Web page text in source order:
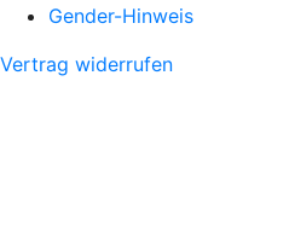
Gender-Hinweis
Vertrag widerrufen